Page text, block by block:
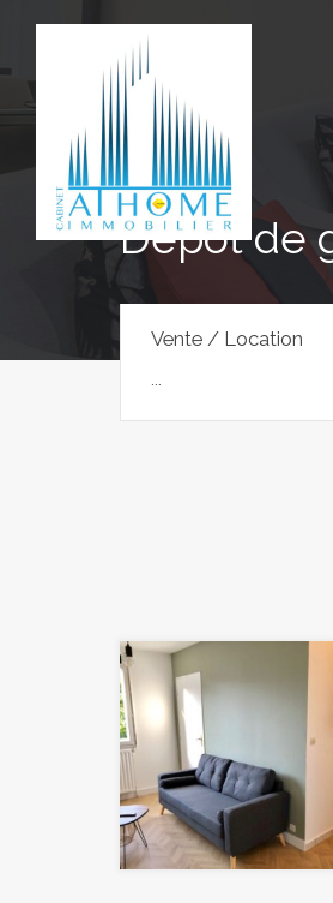
Dépôt de
Vente / Location